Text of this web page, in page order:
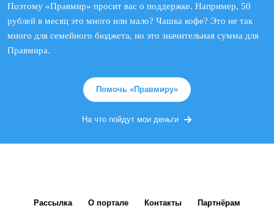
Поэтому «Правмир» просит вас о поддержке. Например, 50
рублей в месяц это много или мало? Чашка кофе? Это не так
много для семейного бюджета, но это значительная сумма для
Правмира.
Помочь «Правмиру»
На что пойдут мои деньги
Рассылка О портале Контакты Партнёрам